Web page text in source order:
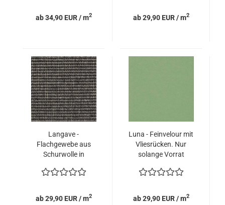
ab 34,90 EUR / m2 ab 29,90 EUR / m2
Langave -
Flachgewebe aus
Schurwolle in
ab 29,90 EUR / m2
Luna - Feinvelour mit
Vliesrücken. Nur
solange Vorrat
ab 29,90 EUR / m2